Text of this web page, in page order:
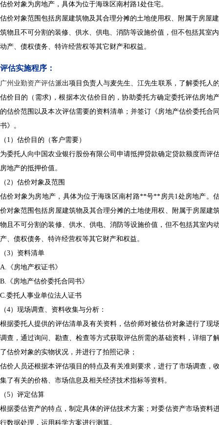
估价对象为房地产，具体为位于海珠区南村路1处住宅。
估价对象范围包括房屋建筑物及其合理分摊的土地使用权、附属于房屋建
筑物且不可分割的装修、供水、供电、消防等设施价值，但不包括其室内
动产、债权债务、特许经营权等其它财产和权益。
评估实施程序：
广州业勤资产评估派出项目负责人与麦先生、江先生联系，了解委托人
估价目的（需求)，根据本次估价目的，协助委托方确定委托评估房地
的估价范围以及本次评估需要的资料清单；并签订《房地产估价委托合
书》。
（ 1）估价目的（客户需要）
为委托人向中国农业银行股份有限公司申请抵押贷款确定贷款额度而评
房地产的抵押价值。
（2）估价对象及范围
估价对象为房地产，具体为位于海珠区南村路**号**房共1处房地产。
价对象范围包括房屋建筑物及其合理分摊的土地使用权、附属于房屋建
物且不可分割的装修、供水、供电、消防等设施价值，但不包括其室内
产、债权债务、特许经营权等其它财产和权益。
（3）资料清单
A.《房地产权证书》
B.《房地产估价委托合同书》
C.委托人事业单位法人证书
（4）现场调查、资料收集与分析：
根据委托人提供的评估清单及有关资料，估价师对被估价对象进行了现
调查，通过询问、勘查、检查等方式获取评估所需的基础资料，详细了
了估价对象的实物状况，并进行了拍照记录；
估价人员还根据本评估项目的特点及有关准则要求，进行了市场调查，
集了有关的价格、市场信息及相关经济技术指标等资料。
（5）评定估算
根据委估资产的特点，制定具体的评估技术方案；对委估资产市场资料
行数据处理，运用科学方案进行测算。